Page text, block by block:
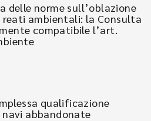
norme sull’oblazione
reati ambientali: la Consulta
compatibile l’art.
qualificazione
abbandonate